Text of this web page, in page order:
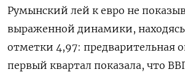
Румынский лей к евро не
выраженной динамики,
отметки 4,97: предварительная
первый квартал показала, что